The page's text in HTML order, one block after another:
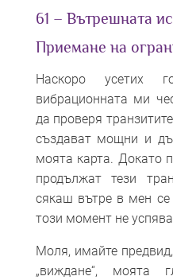
61 – Вътрешната
Приемане на
Наскоро усетих
вибрационната ми
да проверя
създават мощни и
моята карта. Докато
продължат тези
сякаш вътре в мен се
този момент не
Моля, имайте
„виждане“, моята